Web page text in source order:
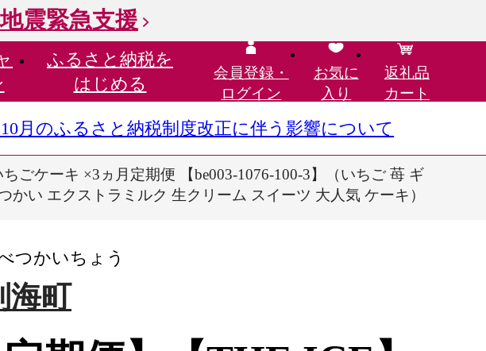
震緊急支援
ふるさと納税を
はじめる
会員登録・
ログイン
お気に
入り
返礼品
カート
10月のふるさと納税制度改正に伴う影響について
ごケーキ ×3ヵ月定期便 【be003-1076-100-3】（いちご 苺 ギ
い エクストラミルク 生クリーム スイーツ 大人気 ケーキ）
つかいちょう
海町